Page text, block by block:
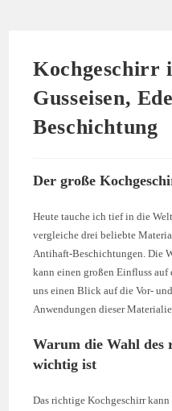
Kochgeschirr
Gusseisen,
Beschichtung
Der große
Heute tauche ich tief in die
vergleiche drei beliebte
Antihaft-Beschichtungen. Die
kann einen großen Einfluss auf
uns einen Blick auf die Vor-
Anwendungen dieser
Warum die Wahl des
wichtig ist
Das richtige Kochgeschirr